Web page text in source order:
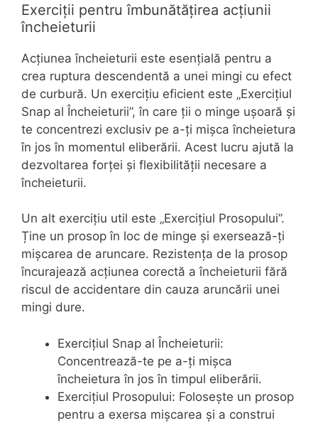
Exerciții pentru îmbunătățirea acțiunii
încheieturii
Acțiunea încheieturii este esențială pentru a
crea ruptura descendentă a unei mingi cu efect
de curbură. Un exercițiu eficient este „Exercițiul
Snap al Încheieturii”, în care ții o minge ușoară și
te concentrezi exclusiv pe a-ți mișca încheietura
în jos în momentul eliberării. Acest lucru ajută la
dezvoltarea forței și flexibilității necesare a
încheieturii.
Un alt exercițiu util este „Exercițiul Prosopului”.
Ține un prosop în loc de minge și exersează-ți
mișcarea de aruncare. Rezistența de la prosop
încurajează acțiunea corectă a încheieturii fără
riscul de accidentare din cauza aruncării unei
mingi dure.
Exercițiul Snap al Încheieturii:
Concentrează-te pe a-ți mișca
încheietura în jos în timpul eliberării.
Exercițiul Prosopului: Folosește un prosop
pentru a exersa mișcarea și a construi